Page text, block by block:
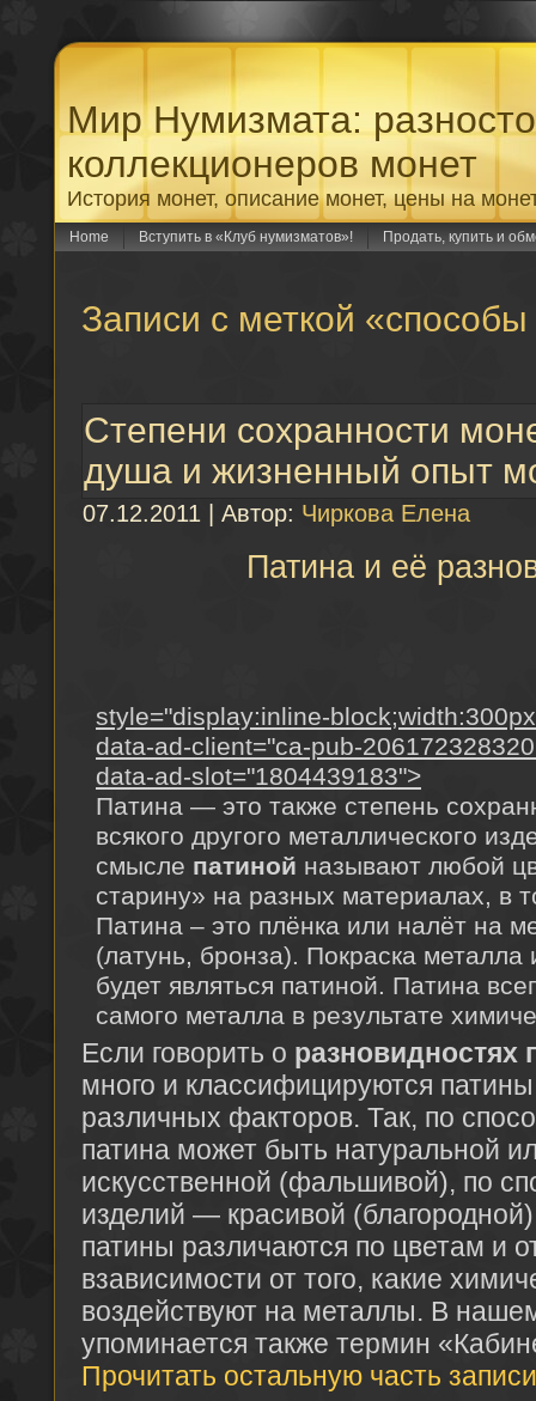
Мир Нумизмата:
коллекционеров монет
История монет, описание монет, цены на
Home Вступить в «Клуб нумизматов»! Продать, купить и
Записи с меткой
Степени сохранности
душа и жизненный опыт
07.12.2011 | Автор: Чиркова Елена
Патина и её
style="display:inline-
data-ad-client="ca-pub-
data-ad-slot="1804439183">
Патина — это также степень
всякого другого металлического
смысле патиной называют любой
старину» на разных материалах, в
Патина – это плёнка или налёт на
(латунь, бронза). Покраска металла
будет являться патиной. Патина
самого металла в результате
Если говорить о разновидностях
много и классифицируются
различных факторов. Так, по
патина может быть натуральной
искусственной (фальшивой), по
изделий — красивой
патины различаются по цветам и
взависимости от того, какие
воздействуют на металлы. В
упоминается также термин
Прочитать остальную часть